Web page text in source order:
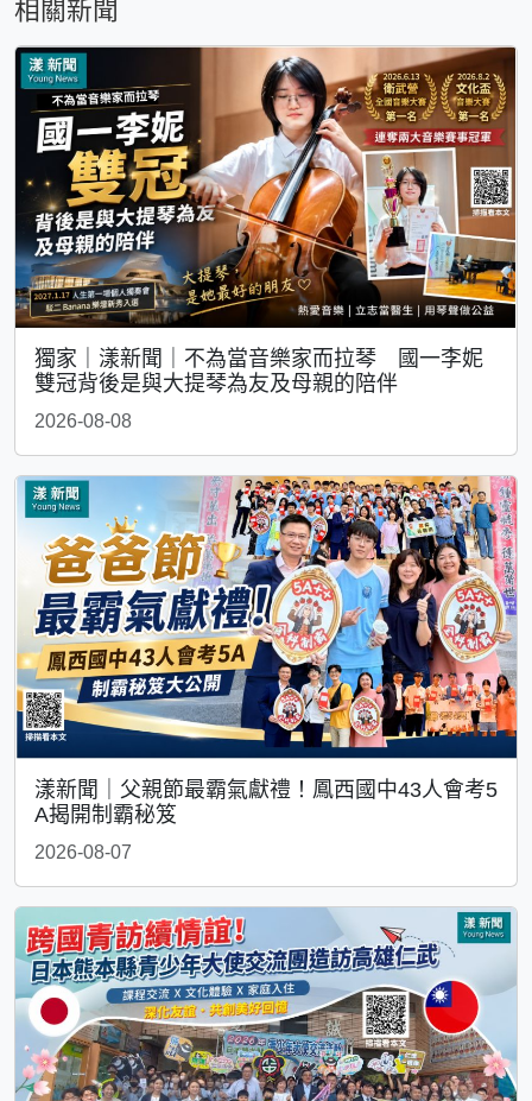
相關新聞
獨家｜漾新聞｜不為當音樂家而拉琴 國一李妮
雙冠背後是與大提琴為友及母親的陪伴
2026-08-08
漾新聞｜父親節最霸氣獻禮！鳳西國中43人會考5
A揭開制霸秘笈
2026-08-07